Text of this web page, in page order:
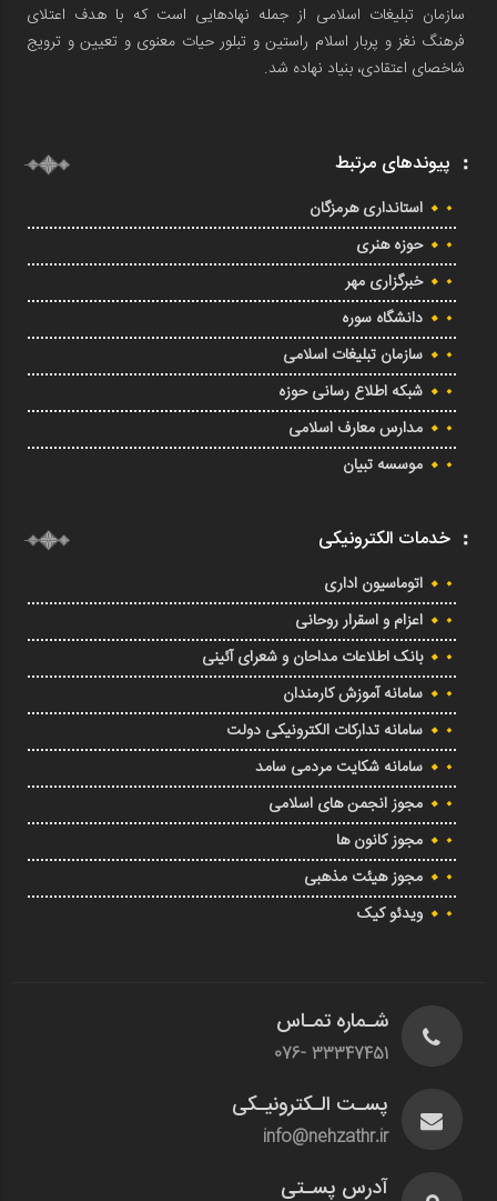
سازمان تبلیغات اسلامی از جمله نهادهایی است که با هدف اعتلای
فرهنگ نغز و پربار اسلام راستین و تبلور حیات معنوی و تعیین و ترویج
شاخصای اعتقادی، بنیاد نهاده شد.
پیوندهای مرتبط
استانداری هرمزگان
حوزه هنری
خبرگزاری مهر
دانشگاه سوره
سازمان تبلیغات اسلامی
شبکه اطلاع رسانی حوزه
مدارس معارف اسلامی
موسسه تبیان
خدمات الکترونیکی
اتوماسیون اداری
اعزام و اسقرار روحانی
بانک اطلاعات مداحان و شعرای آئینی
سامانه آموزش کارمندان
سامانه تدارکات الکترونیکی دولت
سامانه شکایت مردمی سامد
مجوز انجمن های اسلامی
مجوز کانون ها
مجوز هیئت مذهبی
ویدئو کیک
شـماره تمـاس
33347451 -076
پسـت الـکترونیـکی
info@nehzathr.ir
آدرس پسـتی